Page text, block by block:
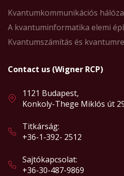
Kvantumkommunikációs
A kvantuminformatika elemi
Kvantumszámítás és
Contact us (Wigner RCP)
1121 Budapest,
Konkoly-Thege Miklós út
Titkárság:
+36-1-392- 2512
Sajtókapcsolat:
+36-30-487-9869